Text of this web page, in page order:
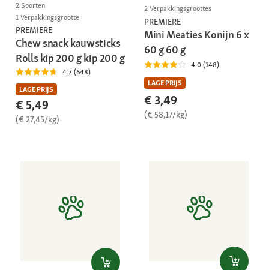
2 Soorten
1 Verpakkingsgrootte
PREMIERE
Chew snack kauwsticks
Rolls kip 200 g kip 200 g
4.7 (648)
LAGE PRIJS
€ 5,49
(€ 27,45/kg)
2 Verpakkingsgroottes
PREMIERE
Mini Meaties Konijn 6 x
60 g 60 g
4.0 (148)
LAGE PRIJS
€ 3,49
(€ 58,17/kg)